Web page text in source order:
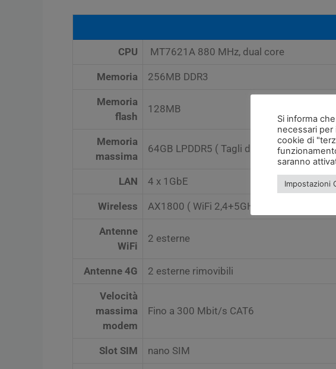
CPU MT7621A 880 MHz, dual core
Memoria 256MB DDR3
Memoria
flash
128MB
Memoria
massima
64GB LPDDR5 ( Tagli disponibili 16/32/
LAN 4 x 1GbE
Wireless AX1800 ( WiFi 2,4+5GHz )
Antenne
WiFi
2 esterne
Antenne 4G 2 esterne rimovibili
Velocità
massima
modem
Fino a 300 Mbit/s CAT6
Slot SIM nano SIM
Si informa
necessari
cookie di
saranno
Impostazioni